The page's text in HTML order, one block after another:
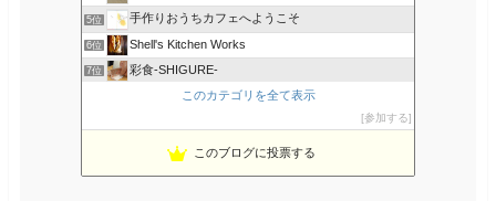
5位 手作りおうちカフェへようこそ
6位 Shell's Kitchen Works
7位 彩食-SHIGURE-
NOBの厨房 NOB's Kitchen
アメリカでの牛肉の食べ方・お国柄の紹介
このカテゴリを全て表示
参加する
このブログに投票する